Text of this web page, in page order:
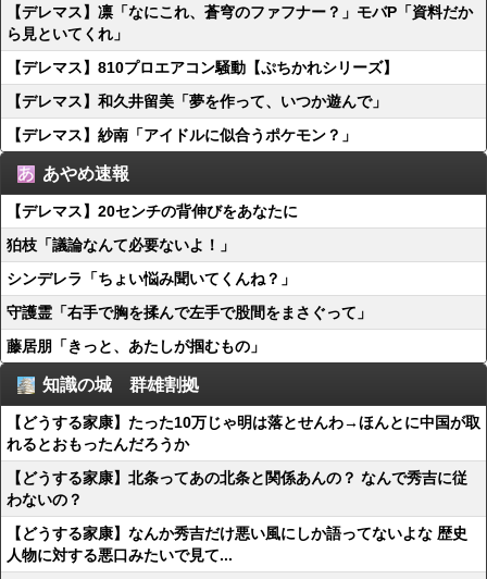
【デレマス】凛「なにこれ、蒼穹のファフナー？」モバP「資料だか
ら見といてくれ」
【デレマス】810プロエアコン騒動【ぷちかれシリーズ】
【デレマス】和久井留美「夢を作って、いつか遊んで」
【デレマス】紗南「アイドルに似合うポケモン？」
あやめ速報
【デレマス】20センチの背伸びをあなたに
狛枝「議論なんて必要ないよ！」
シンデレラ「ちょい悩み聞いてくんね？」
守護霊「右手で胸を揉んで左手で股間をまさぐって」
藤居朋「きっと、あたしが掴むもの」
知識の城 群雄割拠
【どうする家康】たった10万じゃ明は落とせんわ→ほんとに中国が取
れるとおもったんだろうか
【どうする家康】北条ってあの北条と関係あんの？ なんで秀吉に従
わないの？
【どうする家康】なんか秀吉だけ悪い風にしか語ってないよな 歴史
人物に対する悪口みたいで見て...